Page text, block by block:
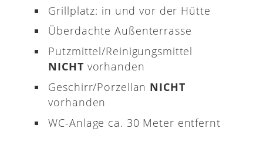
Grillplatz: in und vor der Hütte
Überdachte Außenterrasse
Putzmittel/Reinigungsmittel
NICHT vorhanden
Geschirr/Porzellan NICHT
vorhanden
WC-Anlage ca. 30 Meter entfernt